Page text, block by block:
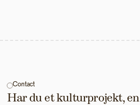
Contact
Har du et kulturprojekt, en